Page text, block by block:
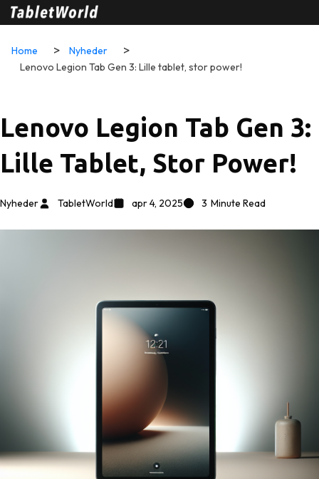
Home
Nyheder
Lenovo Legion Tab Gen 3: Lille tablet, stor power!
Lenovo Legion Tab Gen 3:
Lille Tablet, Stor Power!
Nyheder TabletWorld apr 4, 2025 3 Minute Read